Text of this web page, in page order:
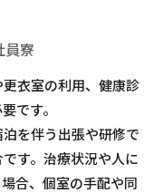
寮
衣室の利用、健康診
です。
を伴う出張や研修で
す。治療状況や人に
合、個室の手配や同